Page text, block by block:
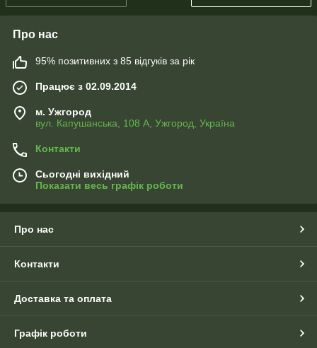
Про нас
95% позитивних з 85 відгуків за рік
Працює з 02.09.2014
м. Ужгород
вул. Капушанська, 108 А, Ужгород, Україна
Контакти
Сьогодні вихідний
Показати весь графік роботи
Про нас
Контакти
Доставка та оплата
Графік роботи